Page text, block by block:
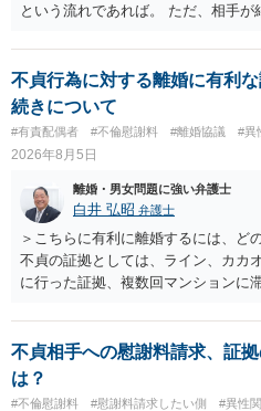
という流れであれば。 ただ、相手
性も認められそうですので、あまり
われます。 一度、最寄りの弁護士に
不貞行為に対する離婚に有利
続きについて
#有責配偶者 #不倫慰謝料 #離婚協議 #異
2026年8月5日
離婚・男女問題に強い弁護士
白井 弘昭 弁護士
＞こちらに有利に離婚するには、ど
不貞の証拠としては、ライン、カカ
に行った証拠、複数回マンションに
婚する、慰謝料をとるなど）ことが
貞発覚後、長期間同居を続けると、
場合がありますので、ご注意くださ
不貞相手への慰謝料請求、証
は？
#不倫慰謝料 #慰謝料請求したい側 #異性